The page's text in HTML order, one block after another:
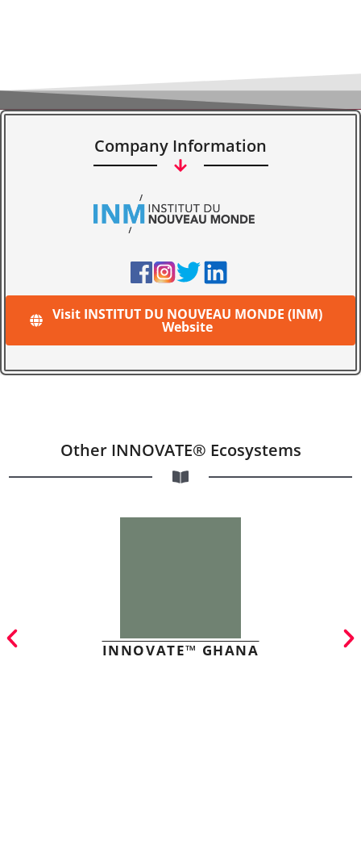
Company Information
Visit INSTITUT DU NOUVEAU MONDE (INM)
Website
Other INNOVATE® Ecosystems
INNOVATE™ GHANA